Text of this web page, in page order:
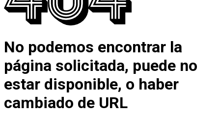
No podemos encontrar la
página solicitada, puede no
estar disponible, o haber
cambiado de URL